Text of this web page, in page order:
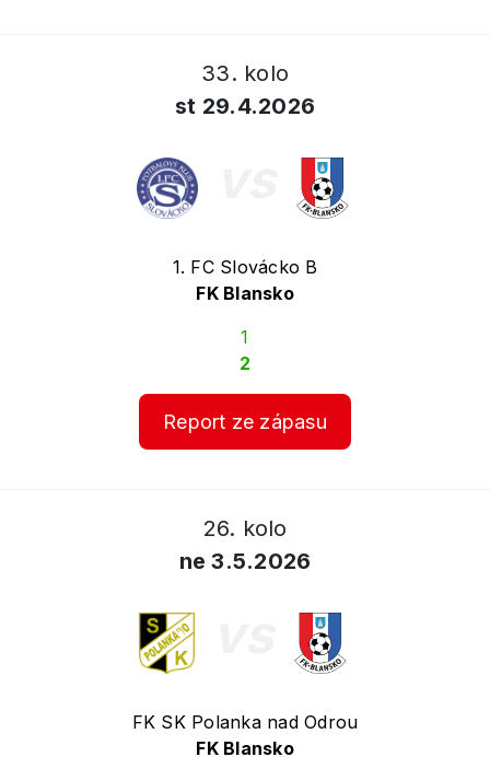
33. kolo
st 29.4.2026
1. FC Slovácko B
FK Blansko
1
2
Report ze zápasu
26. kolo
ne 3.5.2026
FK SK Polanka nad Odrou
FK Blansko